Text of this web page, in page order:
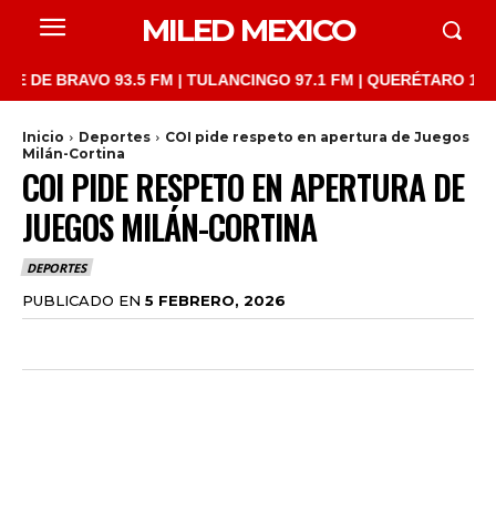
MILED MEXICO
93.5 FM | TULANCINGO 97.1 FM | QUERÉTARO 103.1
Inicio Deportes
COI pide respeto en apertura de Juegos
Milán-Cortina
COI PIDE RESPETO EN APERTURA DE
JUEGOS MILÁN-CORTINA
DEPORTES
PUBLICADO EN 5 FEBRERO, 2026